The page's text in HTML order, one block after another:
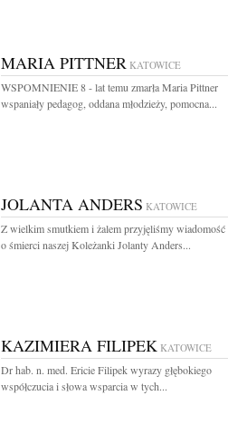
MARIA PITTNER KATOWICE
WSPOMNIENIE 8 - lat temu zmarła Maria Pittner
wspaniały pedagog, oddana młodzieży, pomocna...
JOLANTA ANDERS KATOWICE
Z wielkim smutkiem i żalem przyjęliśmy wiadomość
o śmierci naszej Koleżanki Jolanty Anders...
KAZIMIERA FILIPEK KATOWICE
Dr hab. n. med. Ericie Filipek wyrazy głębokiego
współczucia i słowa wsparcia w tych...